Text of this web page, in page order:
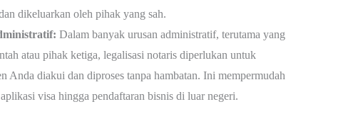
dikeluarkan oleh pihak yang sah.
Dalam banyak urusan administratif, terutama yang
atau pihak ketiga, legalisasi notaris diperlukan untuk
Anda diakui dan diproses tanpa hambatan. Ini mempermudah
visa hingga pendaftaran bisnis di luar negeri.